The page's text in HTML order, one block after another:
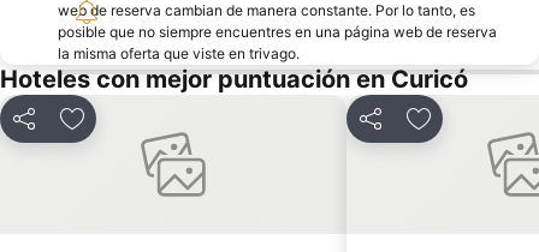
web de reserva cambian de manera constante. Por lo tanto, es
posible que no siempre encuentres en una página web de reserva
la misma oferta que viste en trivago.
Hoteles con mejor puntuación en Curicó
CompartirAgregar a favoritos CompartirAgregar a